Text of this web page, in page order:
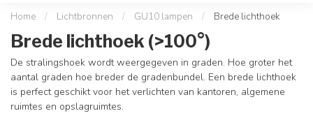
Home / Lichtbronnen / GU10 lampen / Brede lichthoek
Brede lichthoek (>100°)
De stralingshoek wordt weergegeven in graden. Hoe groter het
aantal graden hoe breder de gradenbundel. Een brede lichthoek
is perfect geschikt voor het verlichten van kantoren, algemene
ruimtes en opslagruimtes.